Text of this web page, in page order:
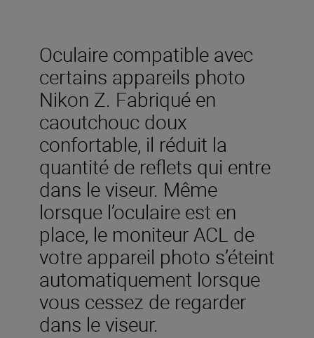
Oculaire compatible avec
certains appareils photo
Nikon Z. Fabriqué en
caoutchouc doux
confortable, il réduit la
quantité de reflets qui entre
dans le viseur. Même
lorsque l’oculaire est en
place, le moniteur ACL de
votre appareil photo s’éteint
automatiquement lorsque
vous cessez de regarder
dans le viseur.